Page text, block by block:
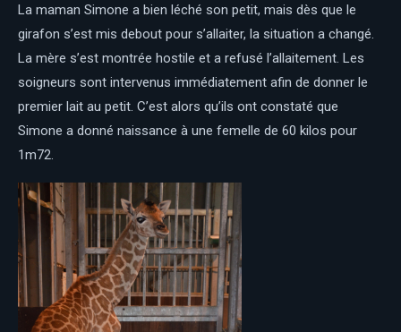
La maman Simone a bien léché son petit, mais dès que le
girafon s’est mis debout pour s’allaiter, la situation a changé.
La mère s’est montrée hostile et a refusé l’allaitement. Les
soigneurs sont intervenus immédiatement afin de donner le
premier lait au petit. C’est alors qu’ils ont constaté que
Simone a donné naissance à une femelle de 60 kilos pour
1m72.